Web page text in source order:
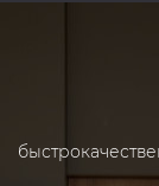
быстро